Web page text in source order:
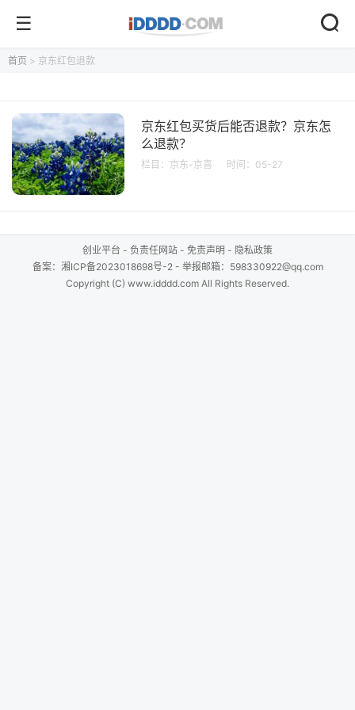
首页 > 京东红包退款
京东红包买货后能否退款？京东怎
么退款？
栏目： 京东-京喜 时间：05-27
创业平台 - 负责任网站 - 免责声明 - 隐私政策
备案： 湘ICP备2023018698号-2- 举报邮箱：598330922@qq.com
Copyright (C) www.idddd.com All Rights Reserved.